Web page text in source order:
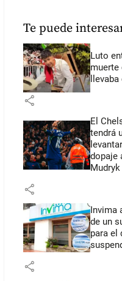
Te puede
Luto
muerte
share
El
tendrá
dopaje
Mudryk
share
Invima
de un
para el
share